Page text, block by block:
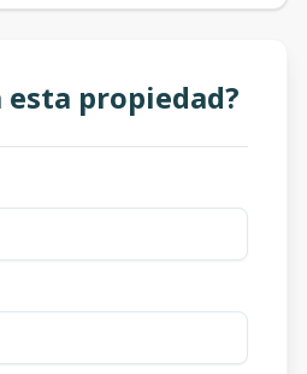
esta propiedad?